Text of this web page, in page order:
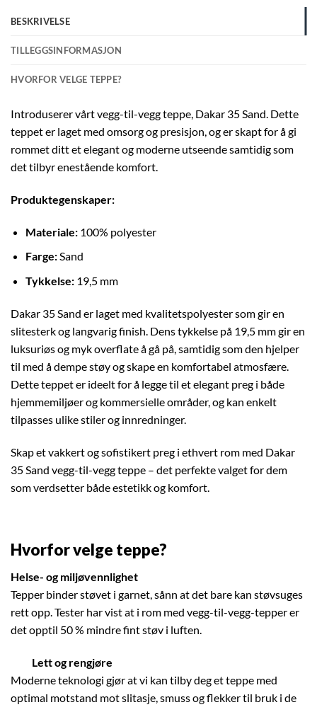
BESKRIVELSE
TILLEGGSINFORMASJON
HVORFOR VELGE TEPPE?
Introduserer vårt vegg-til-vegg teppe, Dakar 35 Sand. Dette
teppet er laget med omsorg og presisjon, og er skapt for å gi
rommet ditt et elegant og moderne utseende samtidig som
det tilbyr enestående komfort.
Produktegenskaper:
Materiale:100% polyester
Farge:Sand
Tykkelse:19,5 mm
Dakar 35 Sand er laget med kvalitetspolyester som gir en
slitesterk og langvarig finish. Dens tykkelse på 19,5 mm gir en
luksuriøs og myk overflate å gå på, samtidig som den hjelper
til med å dempe støy og skape en komfortabel atmosfære.
Dette teppet er ideelt for å legge til et elegant preg i både
hjemmemiljøer og kommersielle områder, og kan enkelt
tilpasses ulike stiler og innredninger.
Skap et vakkert og sofistikert preg i ethvert rom med Dakar
35 Sand vegg-til-vegg teppe – det perfekte valget for dem
som verdsetter både estetikk og komfort.
Hvorfor velge teppe?
Helse- og miljøvennlighet
Tepper binder støvet i garnet, sånn at det bare kan støvsuges
rett opp. Tester har vist at i rom med vegg-til-vegg-tepper er
det opptil 50 % mindre fint støv i luften.
Lett og rengjøre
Moderne teknologi gjør at vi kan tilby deg et teppe med
optimal motstand mot slitasje, smuss og flekker til bruk i de